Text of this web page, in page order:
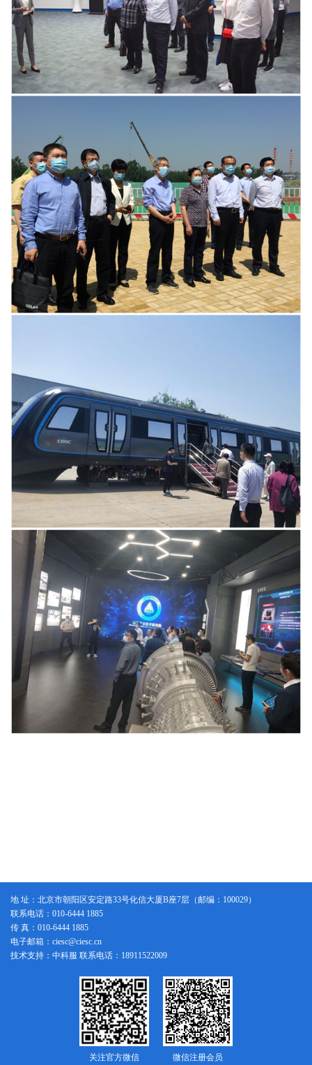
地 址：北京市朝阳区安定路33号化信大厦B座7层（邮编：100029）
联系电话：010-6444 1885
传 真：010-6444 1885
电子邮箱：ciesc@ciesc.cn
技术支持：中科服 联系电话：18911522009
关注官方微信 微信注册会员